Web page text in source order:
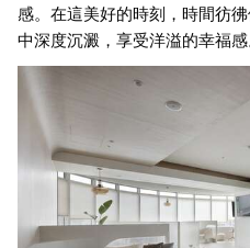
感。在這美好的時刻，時間彷
中深度沉澱，享受洋溢的幸福感